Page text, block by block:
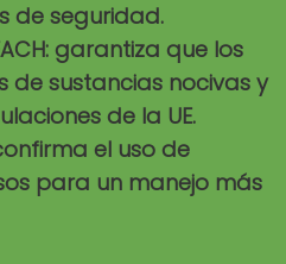
de seguridad.
garantiza que los
de sustancias nocivas y
de la UE.
el uso de
para un manejo más